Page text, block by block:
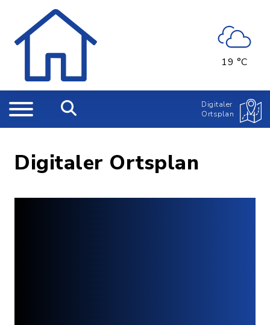
19 °C
Digitaler
Ortsplan
Digitaler Ortsplan